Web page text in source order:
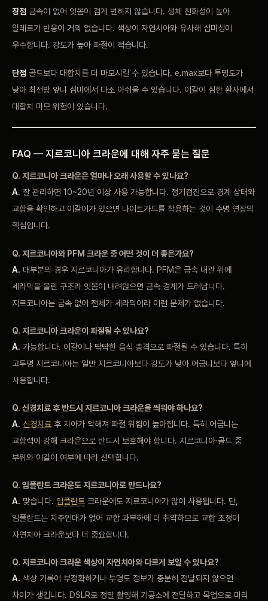
장점 금속이 없어 잇몸이 검게 변하지 않습니다. 생체 친화성이 높아
알레르기 반응이 거의 없습니다. 색상이 자연치아와 유사해 심미성이
우수합니다. 강도가 높아 파절이 적습니다.
단점 골드보다 대합치를 더 마모시킬 수 있습니다. e.max보다 투명도가
낮아 최전방 앞니 심미에서 다소 아쉬울 수 있습니다. 이갈이 심한 환자에서
대합치 마모 위험이 있습니다.
FAQ — 지르코니아 크라운에 대해 자주 묻는 질문
Q. 지르코니아크라운은 얼마나 오래 사용할 수있나요?
A. 잘 관리하면 10~20년 이상 사용 가능합니다. 정기검진으로 경계 상태와
교합을 확인하고 이갈이가 있으면 나이트가드를 착용하는 것이 수명 연장의
핵심입니다.
Q. 지르코니아와 PFM 크라운 중 어떤 것이 더 좋은가요?
A. 대부분의 경우 지르코니아가 유리합니다. PFM은 금속 내관 위에
세라믹을 올린 구조라 잇몸이 내려앉으면 금속 경계가 드러납니다.
지르코니아는 금속 없이 전체가 세라믹이라 이런 문제가 없습니다.
Q. 지르코니아 크라운이 파절될 수 있나요?
A. 가능합니다. 이갈이나 딱딱한 음식 충격으로 파절될 수 있습니다. 특히
고투명 지르코니아는 일반 지르코니아보다 강도가 낮아 어금니보다 앞니에
사용합니다.
Q. 신경치료 후 반드시 지르코니아크라운을 씌워야 하나요?
A. 신경치료 후 치아가 약해져 파절 위험이 높아집니다. 특히 어금니는
교합력이 강해 크라운으로 반드시 보호해야 합니다. 지르코니아·골드 중
부위와 이갈이 여부에 따라 선택합니다.
Q. 임플란트크라운도 지르코니아로 만드나요?
A. 맞습니다. 임플란트 크라운에도 지르코니아가 많이 사용됩니다. 단,
임플란트는 치주인대가 없어 교합 과부하에 더 취약하므로 교합 조정이
자연치아 크라운보다 더 중요합니다.
Q. 지르코니아 크라운 색상이 자연치아와 다르게 보일 수 있나요?
A. 색상 기록이 부정확하거나 투명도 정보가 충분히 전달되지 않으면
차이가 생깁니다. DSLR로 정밀 촬영해 기공소에 전달하고 목업으로 미리